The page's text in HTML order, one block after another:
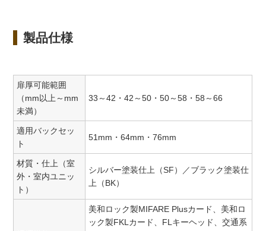
製品仕様
扉厚可能範囲
（mm以上～mm
未満）
33～42・42～50・50～58・58～66
適用バックセッ
ト
51mm・64mm・76mm
材質・仕上（室
外・室内ユニッ
ト）
シルバー塗装仕上（SF）／ブラック塗装仕
上（BK）
美和ロック製MIFARE Plusカード、美和ロ
ック製FKLカード、FLキーヘッド、交通系